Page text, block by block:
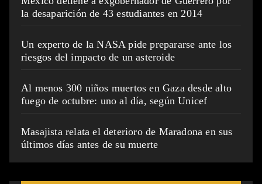
la desaparición de 43 estudiantes en 2014
Un experto de la NASA pide prepararse ante los
riesgos del impacto de un asteroide
Al menos 300 niños muertos en Gaza desde alto
fuego de octubre: uno al día, según Unicef
Masajista relata el deterioro de Maradona en sus
últimos días antes de su muerte